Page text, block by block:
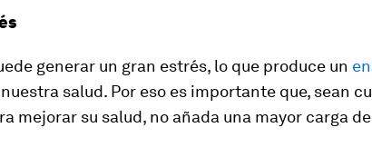
generar un gran estrés, lo que produce un
salud. Por eso es importante que, sean
mejorar su salud, no añada una mayor carga